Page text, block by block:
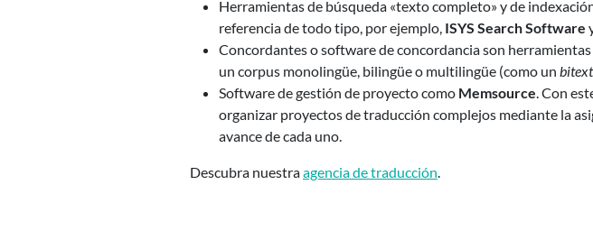
Herramientas de búsqueda «texto completo» y de
referencia de todo tipo, por ejemplo, ISYS Search Software
Concordantes o software de concordancia son
un corpus monolingüe, bilingüe o multilingüe (como un
Software de gestión de proyecto como Memsource. Con
organizar proyectos de traducción complejos mediante la
avance de cada uno.
Descubra nuestraagencia de traducción.